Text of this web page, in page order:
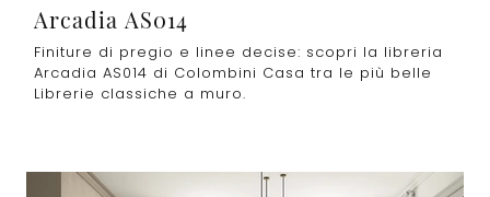
Arcadia AS014
Finiture di pregio e linee decise: scopri la libreria
Arcadia AS014 di Colombini Casa tra le più belle
Librerie classiche a muro.